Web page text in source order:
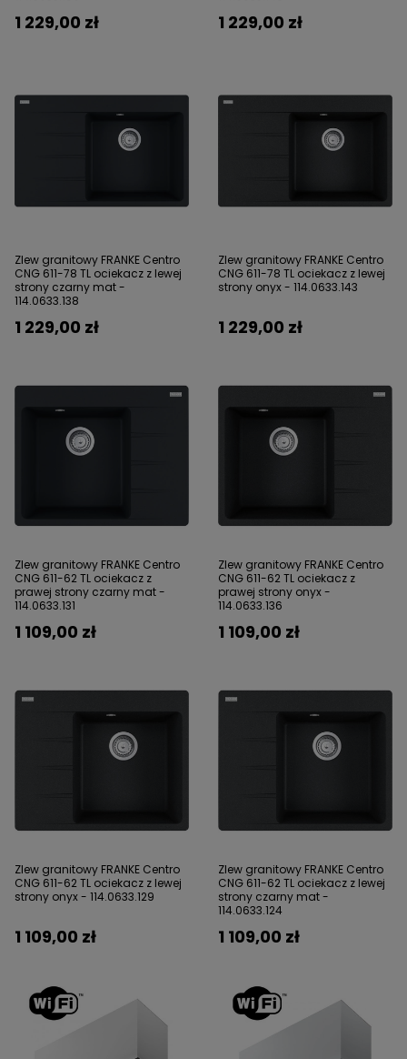
1 229,00 zł 1 229,00 zł
Zlew granitowy FRANKE Centro
CNG 611-78 TL ociekacz z lewej
strony czarny mat -
114.0633.138
1 229,00 zł
Zlew granitowy FRANKE Centro
CNG 611-78 TL ociekacz z lewej
strony onyx - 114.0633.143
1 229,00 zł
Zlew granitowy FRANKE Centro
CNG 611-62 TL ociekacz z
prawej strony czarny mat -
114.0633.131
1 109,00 zł
Zlew granitowy FRANKE Centro
CNG 611-62 TL ociekacz z
prawej strony onyx -
114.0633.136
1 109,00 zł
Zlew granitowy FRANKE Centro
CNG 611-62 TL ociekacz z lewej
strony onyx - 114.0633.129
1 109,00 zł
Zlew granitowy FRANKE Centro
CNG 611-62 TL ociekacz z lewej
strony czarny mat -
114.0633.124
1 109,00 zł